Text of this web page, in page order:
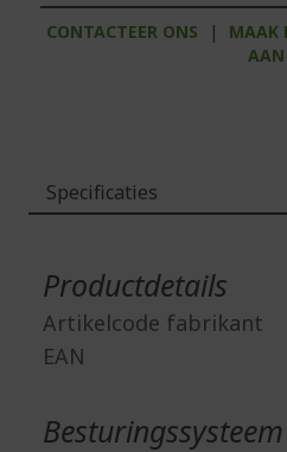
CONTACTEER ONS |
MAAK
AAN
Specificaties
Productdetails
Artikelcode fabrikant
EAN
Besturingssysteem